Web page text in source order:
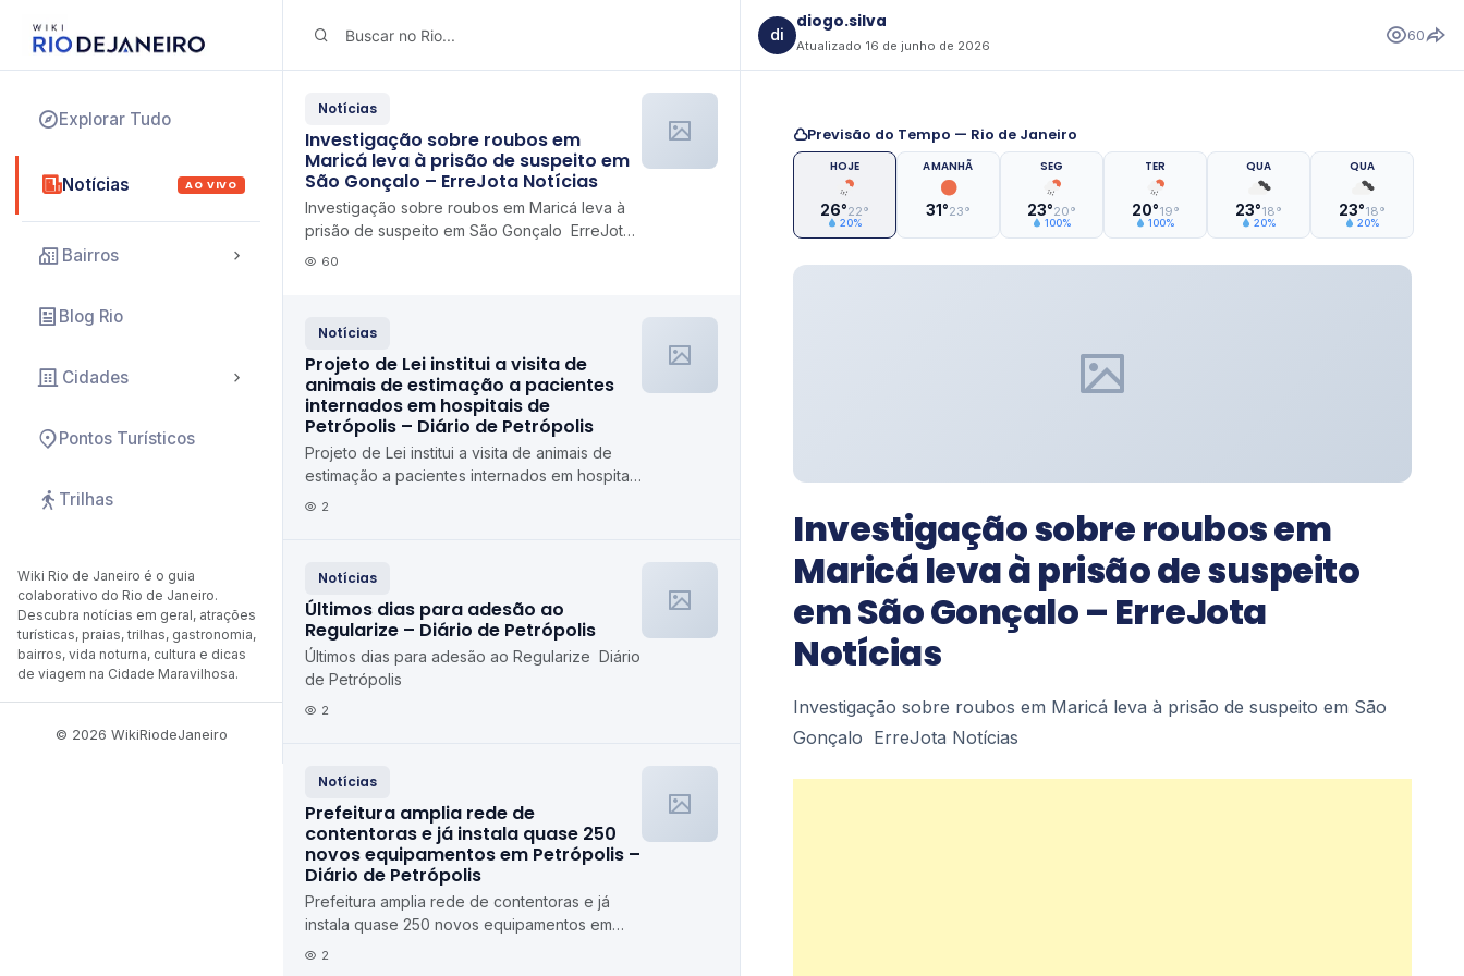
Explorar Tudo
Notícias AO VIVO
Bairros
Blog Rio
Cidades
Pontos Turísticos
Trilhas
Wiki Rio de Janeiro é o guia
colaborativo do Rio de Janeiro.
Descubra notícias em geral, atrações
turísticas, praias, trilhas, gastronomia,
bairros, vida noturna, cultura e dicas
de viagem na Cidade Maravilhosa.
© 2026 WikiRiodeJaneiro
Notícias
Investigação sobre roubos em
Maricá leva à prisão de suspeito em
São Gonçalo – ErreJota Notícias
Investigação sobre roubos em Maricá leva à
prisão de suspeito em São Gonçalo ErreJota
Notícias
60
Notícias
Projeto de Lei institui a visita de
animais de estimação a pacientes
internados em hospitais de
Petrópolis – Diário de Petrópolis
Projeto de Lei institui a visita de animais de
estimação a pacientes internados em hospitais
de Petrópolis Diário de Petrópolis
2
Notícias
Últimos dias para adesão ao
Regularize – Diário de Petrópolis
Últimos dias para adesão ao Regularize Diário
de Petrópolis
2
Notícias
Prefeitura amplia rede de
contentoras e já instala quase 250
novos equipamentos em Petrópolis –
Diário de Petrópolis
Prefeitura amplia rede de contentoras e já
instala quase 250 novos equipamentos em
Petrópolis Diário de Petrópolis
2
di
diogo.silva
Atualizado 16 de junho de 2026
60
Previsão do Tempo — Rio de Janeiro
HOJE
26°22°
20%
AMANHÃ
31°23°
SEG
23°20°
100%
TER
20°19°
100%
QUA
23°18°
20%
QUA
23°18°
20%
Investigação sobre roubos em
Maricá leva à prisão de suspeito
em São Gonçalo – ErreJota
Notícias
Investigação sobre roubos em Maricá leva à prisão de suspeito em São
Gonçalo ErreJota Notícias